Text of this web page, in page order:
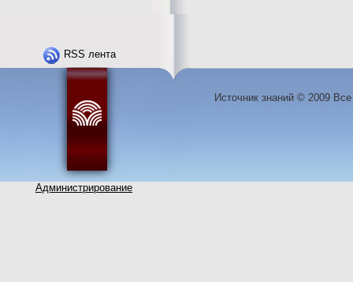
RSS лента
Администрирование
Источник знаний © 2009